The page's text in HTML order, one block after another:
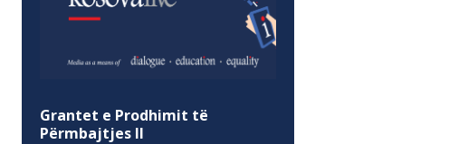
Grantet e Prodhimit të
Përmbajtjes II